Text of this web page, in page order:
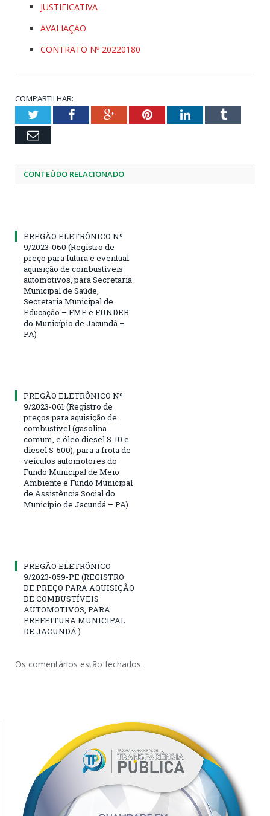
JUSTIFICATIVA
AVALIAÇÃO
CONTRATO Nº 20220180
COMPARTILHAR:
TwitterFacebookGoogle+PinterestLinkedInTumblr
Email
CONTEÚDO RELACIONADO
PREGÃO ELETRÔNICO Nº
9/2023-060 (Registro de
preço para futura e eventual
aquisição de combustíveis
automotivos, para Secretaria
Municipal de Saúde,
Secretaria Municipal de
Educação – FME e FUNDEB
do Município de Jacundá –
PA)
PREGÃO ELETRÔNICO Nº
9/2023-061 (Registro de
preços para aquisição de
combustível (gasolina
comum, e óleo diesel S-10 e
diesel S-500), para a frota de
veículos automotores do
Fundo Municipal de Meio
Ambiente e Fundo Municipal
de Assistência Social do
Município de Jacundá – PA)
PREGÃO ELETRÔNICO
9/2023-059-PE (REGISTRO
DE PREÇO PARA AQUISIÇÃO
DE COMBUSTÍVEIS
AUTOMOTIVOS, PARA
PREFEITURA MUNICIPAL
DE JACUNDÁ.)
Os comentários estão fechados.